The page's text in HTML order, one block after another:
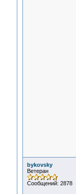
bykovsky
Ветеран
Сообщений: 2878